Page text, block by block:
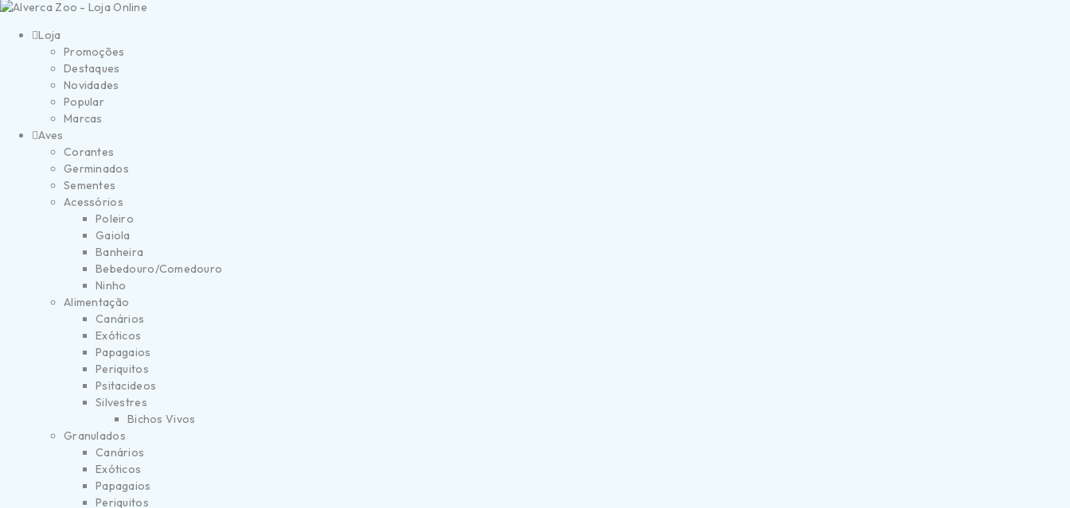
Loja
Promoções
Destaques
Novidades
Popular
Marcas
Aves
Corantes
Germinados
Sementes
Acessórios
Poleiro
Gaiola
Banheira
Bebedouro/Comedouro
Ninho
Alimentação
Canários
Exóticos
Papagaios
Periquitos
Psitacideos
Silvestres
Bichos Vivos
Granulados
Canários
Exóticos
Papagaios
Periquitos